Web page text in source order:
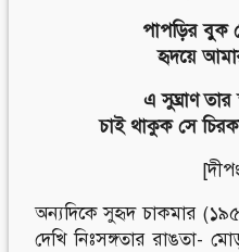
পাপড়ির বুক
হৃদয়ে
এ সুঘ্রাণ তার
চাই থাকুক সে
অন্যদিকে সুহৃদ চাকমার
দেখি নিঃসঙ্গতার রাঙতা-